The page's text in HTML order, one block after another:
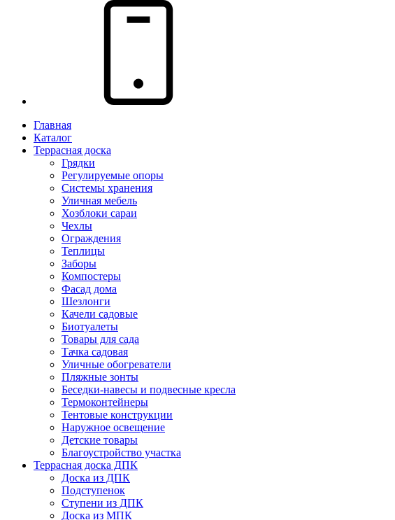
Главная
Каталог
Террасная доска
Грядки
Регулируемые опоры
Системы хранения
Уличная мебель
Хозблоки сараи
Чехлы
Ограждения
Теплицы
Заборы
Компостеры
Фасад дома
Шезлонги
Качели садовые
Биотуалеты
Товары для сада
Тачка садовая
Уличные обогреватели
Пляжные зонты
Беседки-навесы и подвесные кресла
Термоконтейнеры
Тентовые конструкции
Наружное освещение
Детские товары
Благоустройство участка
Террасная доска ДПК
Доска из ДПК
Подступенок
Ступени из ДПК
Доска из МПК